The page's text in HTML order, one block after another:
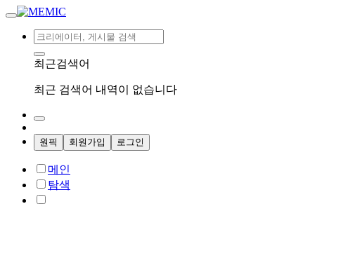
최근검색어
최근 검색어 내역이 없습니다
원픽 회원가입 로그인
메인
탐색